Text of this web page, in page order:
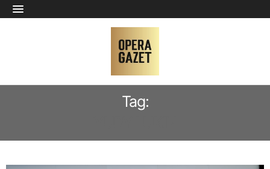
Tag: